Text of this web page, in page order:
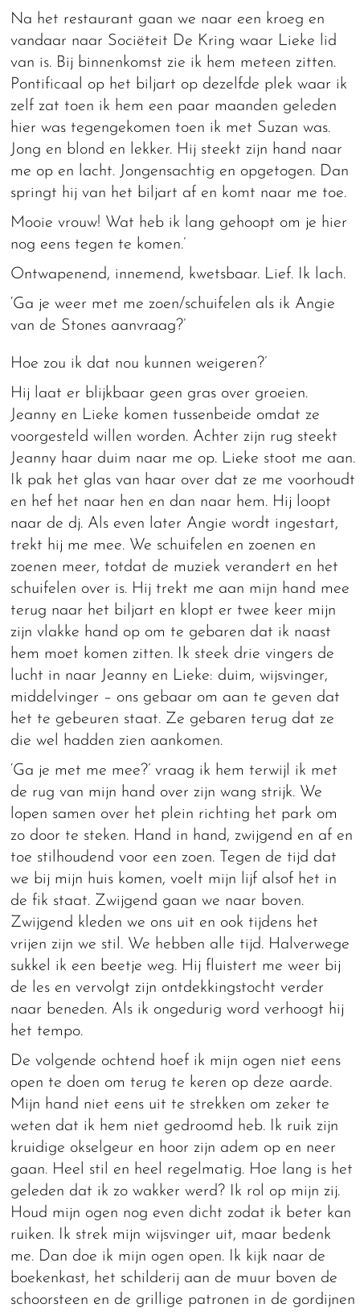
Na het restaurant gaan we naar een kroeg en
vandaar naar Sociëteit De Kring waar Lieke lid
van is. Bij binnenkomst zie ik hem meteen zitten.
Pontificaal op het biljart op dezelfde plek waar ik
zelf zat toen ik hem een paar maanden geleden
hier was tegengekomen toen ik met Suzan was.
Jong en blond en lekker. Hij steekt zijn hand naar
me op en lacht. Jongensachtig en opgetogen. Dan
springt hij van het biljart af en komt naar me toe.
Mooie vrouw! Wat heb ik lang gehoopt om je hier
nog eens tegen te komen.’
Ontwapenend, innemend, kwetsbaar. Lief. Ik lach.
‘Ga je weer met me zoen/schuifelen als ik Angie
van de Stones aanvraag?’
Hoe zou ik dat nou kunnen weigeren?’
Hij laat er blijkbaar geen gras over groeien.
Jeanny en Lieke komen tussenbeide omdat ze
voorgesteld willen worden. Achter zijn rug steekt
Jeanny haar duim naar me op. Lieke stoot me aan.
Ik pak het glas van haar over dat ze me voorhoudt
en hef het naar hen en dan naar hem. Hij loopt
naar de dj. Als even later Angie wordt ingestart,
trekt hij me mee. We schuifelen en zoenen en
zoenen meer, totdat de muziek verandert en het
schuifelen over is. Hij trekt me aan mijn hand mee
terug naar het biljart en klopt er twee keer mijn
zijn vlakke hand op om te gebaren dat ik naast
hem moet komen zitten. Ik steek drie vingers de
lucht in naar Jeanny en Lieke: duim, wijsvinger,
middelvinger – ons gebaar om aan te geven dat
het te gebeuren staat. Ze gebaren terug dat ze
die wel hadden zien aankomen.
‘Ga je met me mee?’ vraag ik hem terwijl ik met
de rug van mijn hand over zijn wang strijk. We
lopen samen over het plein richting het park om
zo door te steken. Hand in hand, zwijgend en af en
toe stilhoudend voor een zoen. Tegen de tijd dat
we bij mijn huis komen, voelt mijn lijf alsof het in
de fik staat. Zwijgend gaan we naar boven.
Zwijgend kleden we ons uit en ook tijdens het
vrijen zijn we stil. We hebben alle tijd. Halverwege
sukkel ik een beetje weg. Hij fluistert me weer bij
de les en vervolgt zijn ontdekkingstocht verder
naar beneden. Als ik ongedurig word verhoogt hij
het tempo.
De volgende ochtend hoef ik mijn ogen niet eens
open te doen om terug te keren op deze aarde.
Mijn hand niet eens uit te strekken om zeker te
weten dat ik hem niet gedroomd heb. Ik ruik zijn
kruidige okselgeur en hoor zijn adem op en neer
gaan. Heel stil en heel regelmatig. Hoe lang is het
geleden dat ik zo wakker werd? Ik rol op mijn zij.
Houd mijn ogen nog even dicht zodat ik beter kan
ruiken. Ik strek mijn wijsvinger uit, maar bedenk
me. Dan doe ik mijn ogen open. Ik kijk naar de
boekenkast, het schilderij aan de muur boven de
schoorsteen en de grillige patronen in de gordijnen